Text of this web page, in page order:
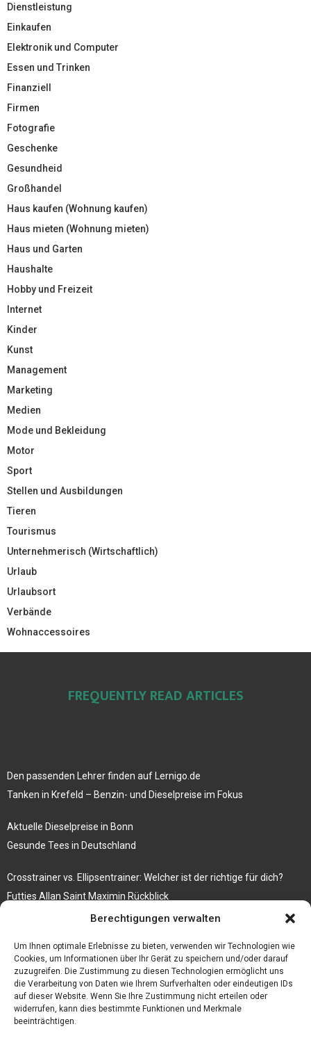
Berechtigungen verwalten
Um Ihnen optimale Erlebnisse zu bieten, verwenden wir Technologien wie
Cookies, um Informationen über Ihr Gerät zu speichern und/oder darauf
zuzugreifen. Die Zustimmung zu diesen Technologien ermöglicht uns
die Verarbeitung von Daten wie Ihrem Surfverhalten oder eindeutigen IDs
auf dieser Website. Wenn Sie Ihre Zustimmung nicht erteilen oder
widerrufen, kann dies bestimmte Funktionen und Merkmale
beeinträchtigen.
Dienstleistung
Einkaufen
Elektronik und Computer
Essen und Trinken
Finanziell
Firmen
Fotografie
Geschenke
Gesundheid
Großhandel
Haus kaufen (Wohnung kaufen)
Haus mieten (Wohnung mieten)
Haus und Garten
Haushalte
Hobby und Freizeit
Internet
Kinder
Kunst
Management
Marketing
Medien
Mode und Bekleidung
Motor
Sport
Stellen und Ausbildungen
Tieren
Tourismus
Unternehmerisch (Wirtschaftlich)
Urlaub
Urlaubsort
Verbände
Wohnaccessoires
FREQUENTLY READ ARTICLES
Den passenden Lehrer finden auf Lernigo.de
Tanken in Krefeld – Benzin- und Dieselpreise im Fokus
Aktuelle Dieselpreise in Bonn
Gesunde Tees in Deutschland
Crosstrainer vs. Ellipsentrainer: Welcher ist der richtige für dich?
Futties Allan Saint Maximin Rückblick
Rosenbogen mit Tor Bestseller
Tische aus Gerüstbrettern